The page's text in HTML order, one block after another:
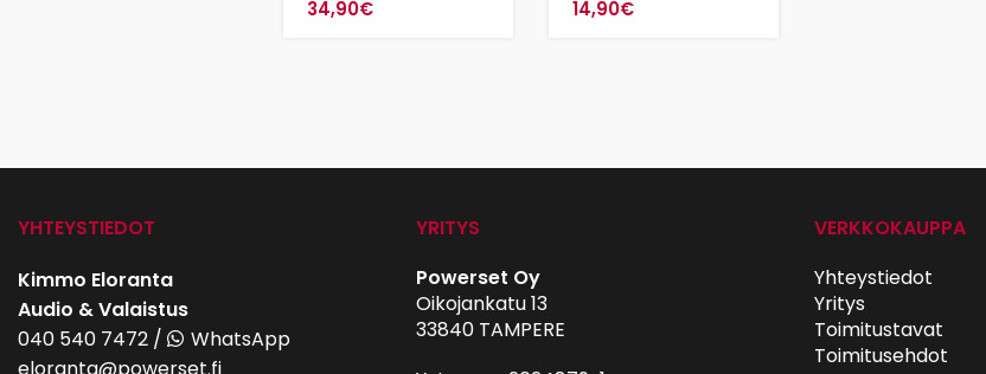
34,90€ 14,90€
YHTEYSTIEDOT
Kimmo Eloranta
Audio & Valaistus
040 540 7472 /
WhatsApp
YRITYS
Powerset Oy
Oikojankatu 13
33840 TAMPERE
VERKKOKAUPPA
Yhteystiedot
Yritys
Toimitustavat
Toimitusehdot